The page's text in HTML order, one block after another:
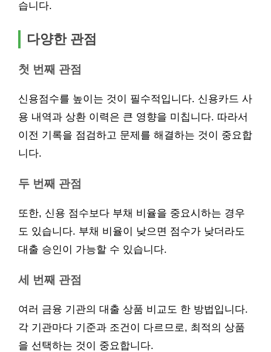
습니다.
다양한 관점
첫 번째 관점
신용점수를 높이는 것이 필수적입니다. 신용카드 사
용 내역과 상환 이력은 큰 영향을 미칩니다. 따라서
이전 기록을 점검하고 문제를 해결하는 것이 중요합
니다.
두 번째 관점
또한, 신용 점수보다 부채 비율을 중요시하는 경우
도 있습니다. 부채 비율이 낮으면 점수가 낮더라도
대출 승인이 가능할 수 있습니다.
세 번째 관점
여러 금융 기관의 대출 상품 비교도 한 방법입니다.
각 기관마다 기준과 조건이 다르므로, 최적의 상품
을 선택하는 것이 중요합니다.